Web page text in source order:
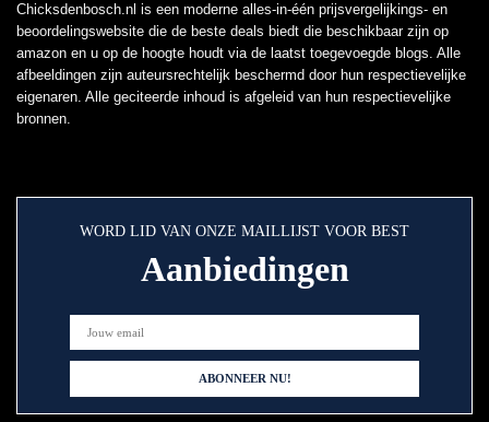
Chicksdenbosch.nl is een moderne alles-in-één prijsvergelijkings- en
beoordelingswebsite die de beste deals biedt die beschikbaar zijn op
amazon en u op de hoogte houdt via de laatst toegevoegde blogs. Alle
afbeeldingen zijn auteursrechtelijk beschermd door hun respectievelijke
eigenaren. Alle geciteerde inhoud is afgeleid van hun respectievelijke
bronnen.
WORD LID VAN ONZE MAILLIJST VOOR BEST
Aanbiedingen